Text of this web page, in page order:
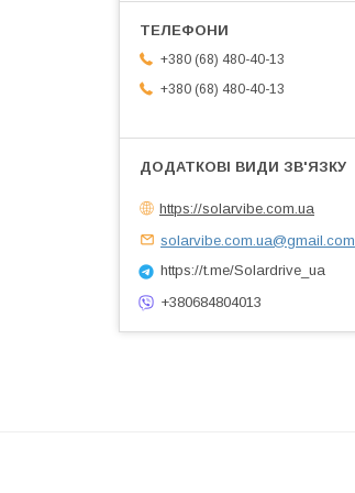
+380 (68) 480-40-13
+380 (68) 480-40-13
https://solarvibe.com.ua
solarvibe.com.ua@gmail.com
https://t.me/Solardrive_ua
+380684804013